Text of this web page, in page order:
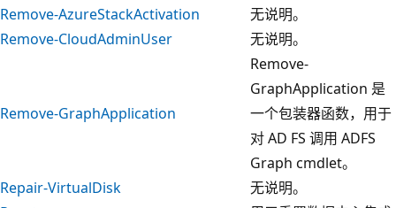
Remove-AzureStackActivation
无说明。
Remove-CloudAdminUser
无说明。
Remove-GraphApplication
Remove-
GraphApplication 是
一个包装器函数，用于
对 AD FS 调用 ADFS
Graph cmdlet。
Repair-VirtualDisk
无说明。